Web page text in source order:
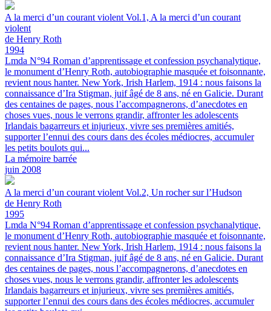
A la merci d’un courant violent Vol.1, A la merci d’un courant
violent
de Henry Roth
1994
Lmda N°94 Roman d’apprentissage et confession psychanalytique,
le monument d’Henry Roth, autobiographie masquée et foisonnante,
revient nous hanter. New York, Irish Harlem, 1914 : nous faisons la
connaissance d’Ira Stigman, juif âgé de 8 ans, né en Galicie. Durant
des centaines de pages, nous l’accompagnerons, d’anecdotes en
choses vues, nous le verrons grandir, affronter les adolescents
Irlandais bagarreurs et injurieux, vivre ses premières amitiés,
supporter l’ennui des cours dans des écoles médiocres, accumuler
les petits boulots qui...
La mémoire barrée
juin 2008
A la merci d’un courant violent Vol.2, Un rocher sur l’Hudson
de Henry Roth
1995
Lmda N°94 Roman d’apprentissage et confession psychanalytique,
le monument d’Henry Roth, autobiographie masquée et foisonnante,
revient nous hanter. New York, Irish Harlem, 1914 : nous faisons la
connaissance d’Ira Stigman, juif âgé de 8 ans, né en Galicie. Durant
des centaines de pages, nous l’accompagnerons, d’anecdotes en
choses vues, nous le verrons grandir, affronter les adolescents
Irlandais bagarreurs et injurieux, vivre ses premières amitiés,
supporter l’ennui des cours dans des écoles médiocres, accumuler